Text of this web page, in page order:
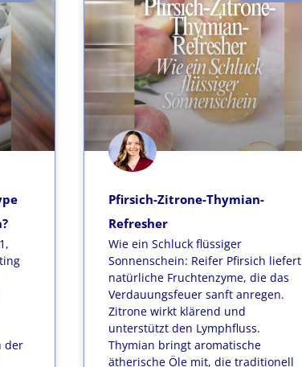
der
Pfirsich-Zitrone-Thymian-
Refresher
Wie ein Schluck flüssiger
Sonnenschein: Reifer Pfirsich liefert
natürliche Fruchtenzyme, die das
Verdauungsfeuer sanft anregen.
Zitrone wirkt klärend und
unterstützt den Lymphfluss.
Thymian bringt aromatische
ätherische Öle mit, die traditionell